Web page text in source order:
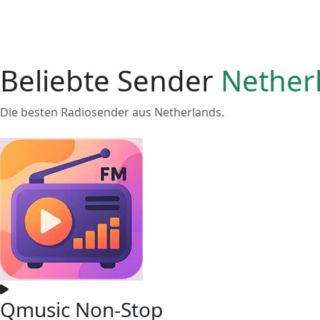
Beliebte Sender
Die besten Radiosender aus Netherlands.
Qmusic Non-Stop